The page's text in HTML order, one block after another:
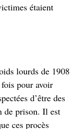
étaient
lourds de 1908
pour avoir
d’être des
de prison. Il est
ces procès